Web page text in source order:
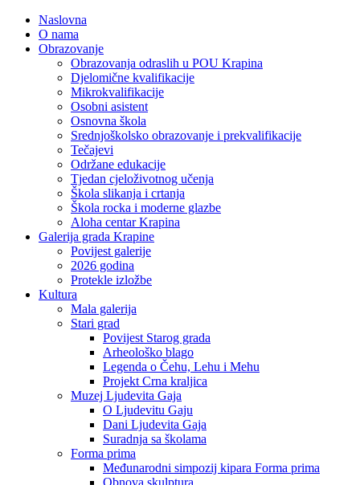
Naslovna
O nama
Obrazovanje
Obrazovanja odraslih u POU Krapina
Djelomične kvalifikacije
Mikrokvalifikacije
Osobni asistent
Osnovna škola
Srednjoškolsko obrazovanje i prekvalifikacije
Tečajevi
Održane edukacije
Tjedan cjeloživotnog učenja
Škola slikanja i crtanja
Škola rocka i moderne glazbe
Aloha centar Krapina
Galerija grada Krapine
Povijest galerije
2026 godina
Protekle izložbe
Kultura
Mala galerija
Stari grad
Povijest Starog grada
Arheološko blago
Legenda o Čehu, Lehu i Mehu
Projekt Crna kraljica
Muzej Ljudevita Gaja
O Ljudevitu Gaju
Dani Ljudevita Gaja
Suradnja sa školama
Forma prima
Međunarodni simpozij kipara Forma prima
Obnova skulptura